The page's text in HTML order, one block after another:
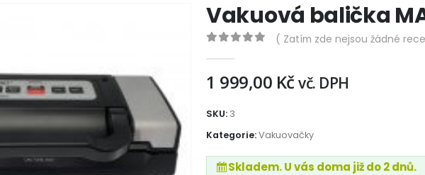
Vakuová balička
( Zatím zde nejsou žádné
1 999,00 Kčvč. DPH
SKU: 3
Kategorie:Vakuovačky
Skladem. U vás doma již do 2 dnů.